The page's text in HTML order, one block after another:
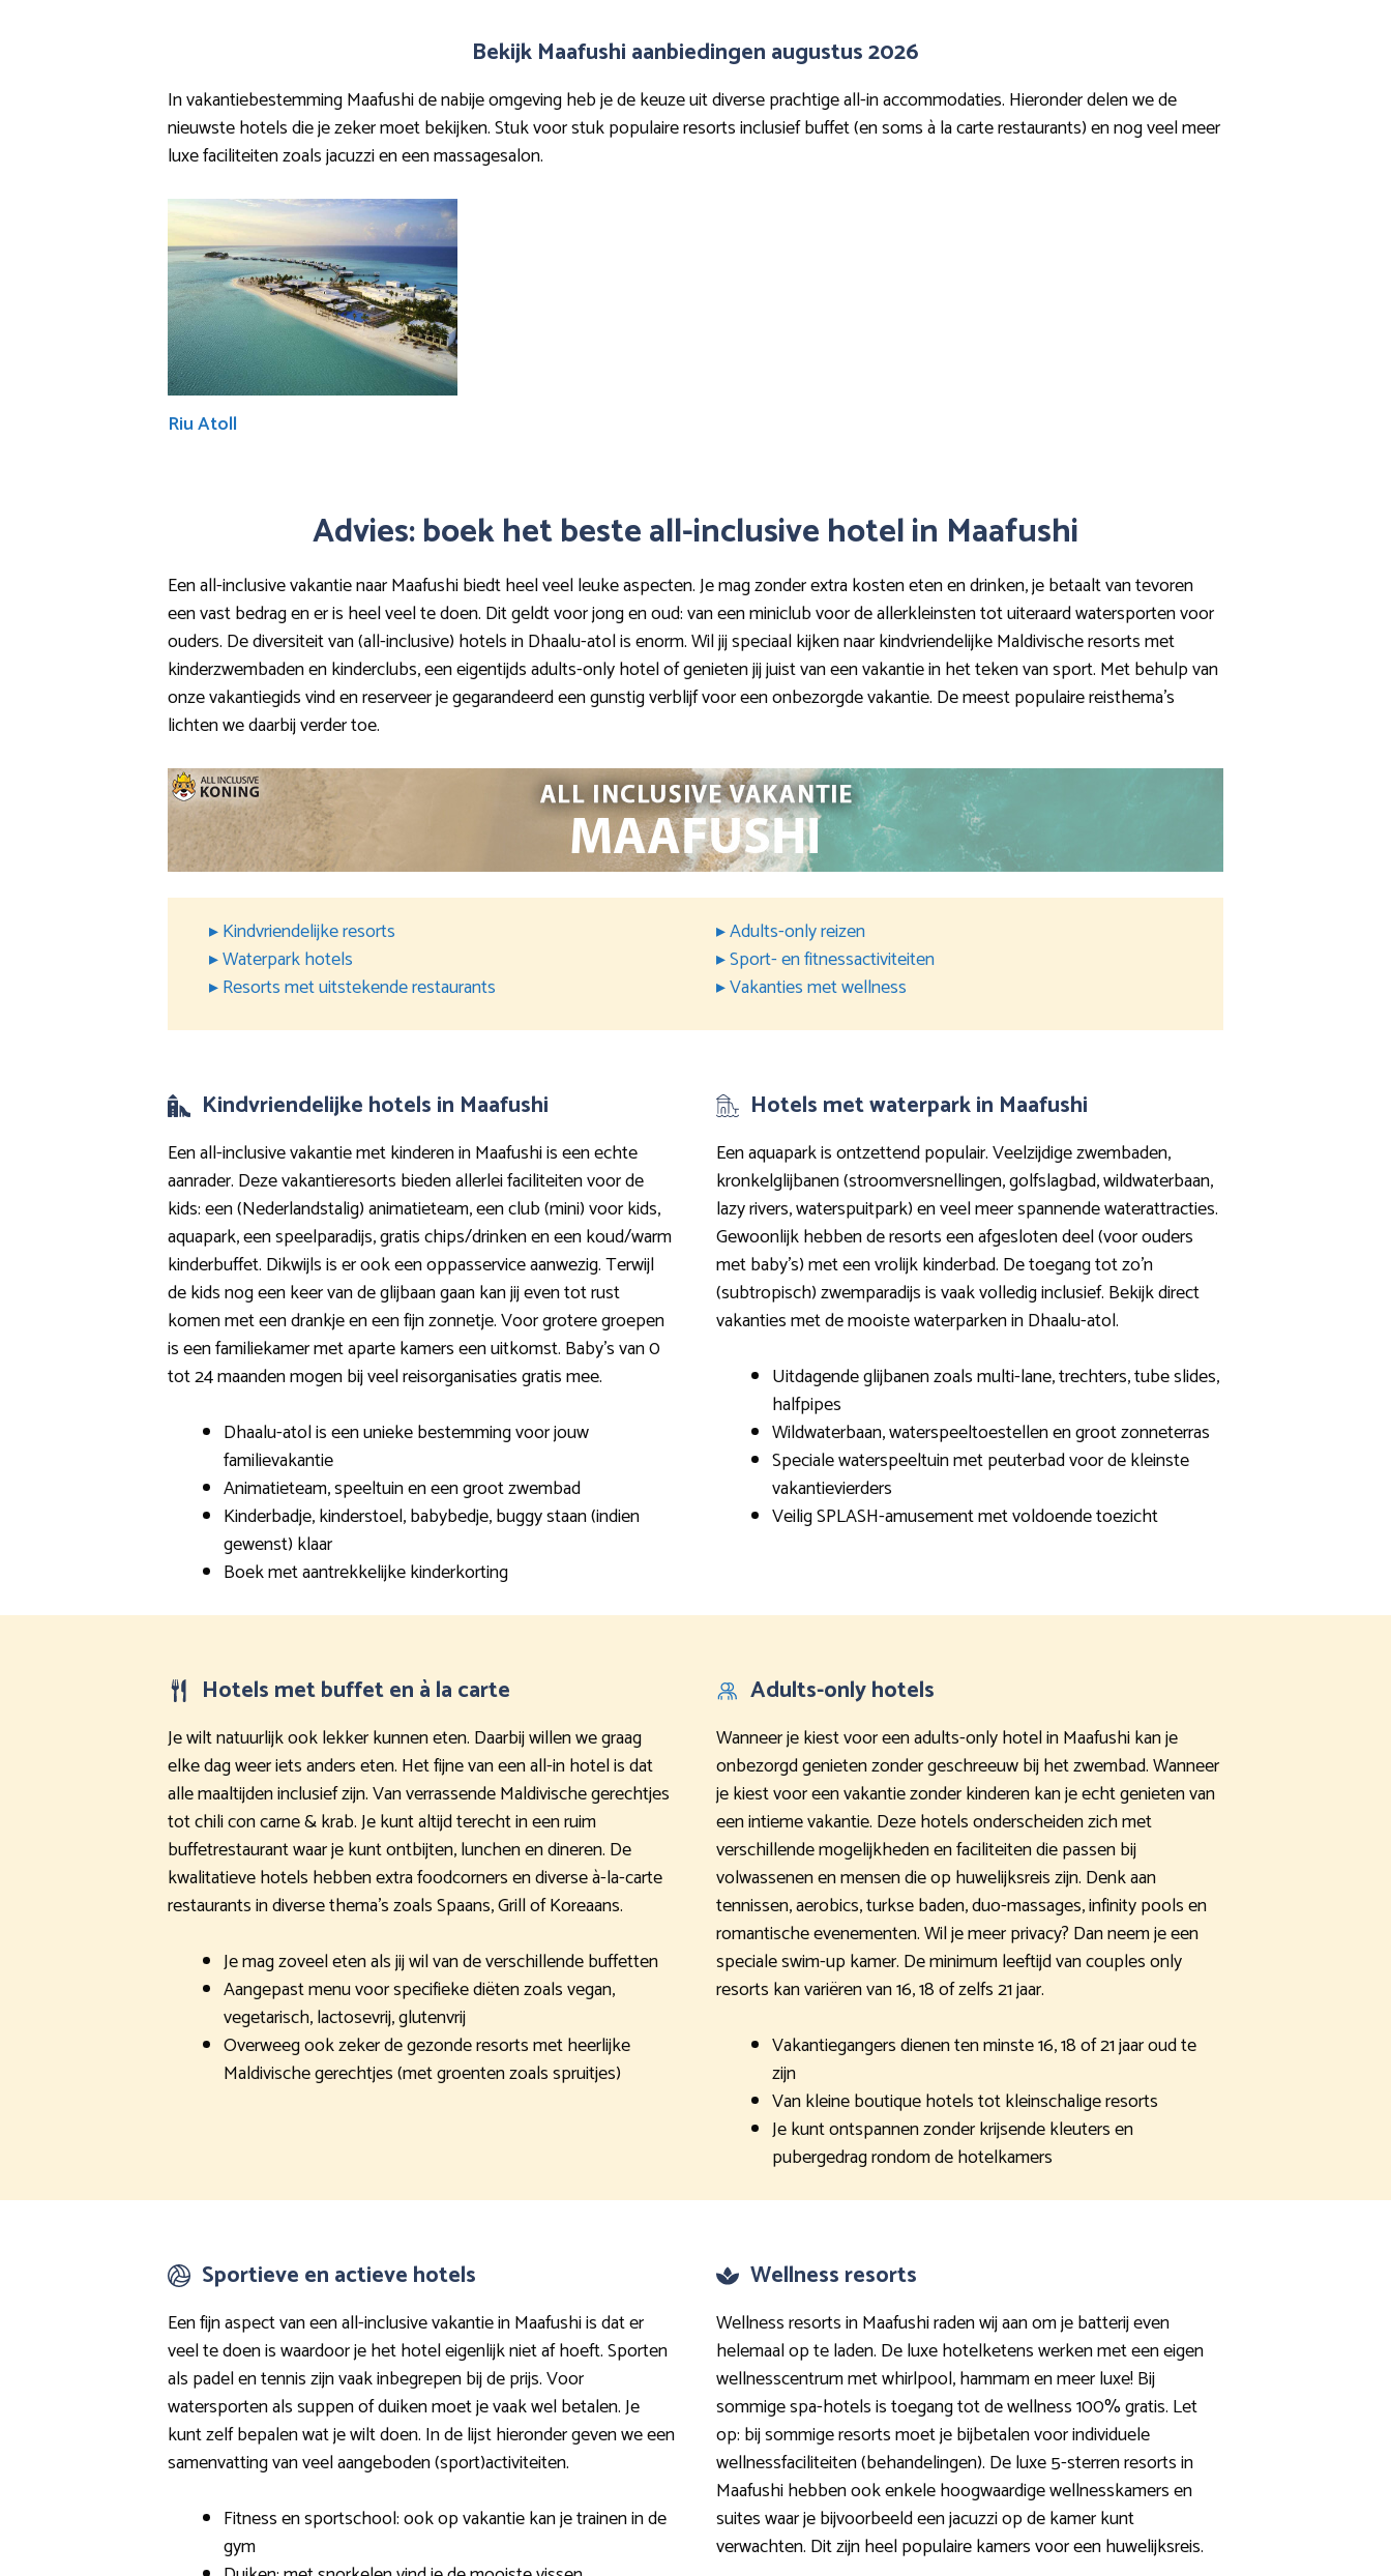
Bekijk Maafushi aanbiedingen augustus 2026
In vakantiebestemming Maafushi de nabije omgeving heb je de keuze uit diverse prachtige all-in accommodaties. Hieronder delen we de
nieuwste hotels die je zeker moet bekijken. Stuk voor stuk populaire resorts inclusief buffet (en soms à la carte restaurants) en nog veel meer
luxe faciliteiten zoals jacuzzi en een massagesalon.
Riu Atoll
Advies: boek het beste all-inclusive hotel in Maafushi
Een all-inclusive vakantie naar Maafushi biedt heel veel leuke aspecten. Je mag zonder extra kosten eten en drinken, je betaalt van tevoren
een vast bedrag en er is heel veel te doen. Dit geldt voor jong en oud: van een miniclub voor de allerkleinsten tot uiteraard watersporten voor
ouders. De diversiteit van (all-inclusive) hotels in Dhaalu-atol is enorm. Wil jij speciaal kijken naar kindvriendelijke Maldivische resorts met
kinderzwembaden en kinderclubs, een eigentijds adults-only hotel of genieten jij juist van een vakantie in het teken van sport. Met behulp van
onze vakantiegids vind en reserveer je gegarandeerd een gunstig verblijf voor een onbezorgde vakantie. De meest populaire reisthema’s
lichten we daarbij verder toe.
▸ Kindvriendelijke resorts
▸ Waterpark hotels
▸ Resorts met uitstekende restaurants
▸ Adults-only reizen
▸ Sport- en fitnessactiviteiten
▸ Vakanties met wellness
Kindvriendelijke hotels in Maafushi
Een all-inclusive vakantie met kinderen in Maafushi is een echte
aanrader. Deze vakantieresorts bieden allerlei faciliteiten voor de
kids: een (Nederlandstalig) animatieteam, een club (mini) voor kids,
aquapark, een speelparadijs, gratis chips/drinken en een koud/warm
kinderbuffet. Dikwijls is er ook een oppasservice aanwezig. Terwijl
de kids nog een keer van de glijbaan gaan kan jij even tot rust
komen met een drankje en een fijn zonnetje. Voor grotere groepen
is een familiekamer met aparte kamers een uitkomst. Baby’s van 0
tot 24 maanden mogen bij veel reisorganisaties gratis mee.
Dhaalu-atol is een unieke bestemming voor jouw
familievakantie
Animatieteam, speeltuin en een groot zwembad
Kinderbadje, kinderstoel, babybedje, buggy staan (indien
gewenst) klaar
Boek met aantrekkelijke kinderkorting
Hotels met waterpark in Maafushi
Een aquapark is ontzettend populair. Veelzijdige zwembaden,
kronkelglijbanen (stroomversnellingen, golfslagbad, wildwaterbaan,
lazy rivers, waterspuitpark) en veel meer spannende waterattracties.
Gewoonlijk hebben de resorts een afgesloten deel (voor ouders
met baby’s) met een vrolijk kinderbad. De toegang tot zo’n
(subtropisch) zwemparadijs is vaak volledig inclusief. Bekijk direct
vakanties met de mooiste waterparken in Dhaalu-atol.
Uitdagende glijbanen zoals multi-lane, trechters, tube slides,
halfpipes
Wildwaterbaan, waterspeeltoestellen en groot zonneterras
Speciale waterspeeltuin met peuterbad voor de kleinste
vakantievierders
Veilig SPLASH-amusement met voldoende toezicht
Hotels met buffet en à la carte
Je wilt natuurlijk ook lekker kunnen eten. Daarbij willen we graag
elke dag weer iets anders eten. Het fijne van een all-in hotel is dat
alle maaltijden inclusief zijn. Van verrassende Maldivische gerechtjes
tot chili con carne & krab. Je kunt altijd terecht in een ruim
buffetrestaurant waar je kunt ontbijten, lunchen en dineren. De
kwalitatieve hotels hebben extra foodcorners en diverse à-la-carte
restaurants in diverse thema’s zoals Spaans, Grill of Koreaans.
Je mag zoveel eten als jij wil van de verschillende buffetten
Aangepast menu voor specifieke diëten zoals vegan,
vegetarisch, lactosevrij, glutenvrij
Overweeg ook zeker de gezonde resorts met heerlijke
Maldivische gerechtjes (met groenten zoals spruitjes)
Adults-only hotels
Wanneer je kiest voor een adults-only hotel in Maafushi kan je
onbezorgd genieten zonder geschreeuw bij het zwembad. Wanneer
je kiest voor een vakantie zonder kinderen kan je echt genieten van
een intieme vakantie. Deze hotels onderscheiden zich met
verschillende mogelijkheden en faciliteiten die passen bij
volwassenen en mensen die op huwelijksreis zijn. Denk aan
tennissen, aerobics, turkse baden, duo-massages, infinity pools en
romantische evenementen. Wil je meer privacy? Dan neem je een
speciale swim-up kamer. De minimum leeftijd van couples only
resorts kan variëren van 16, 18 of zelfs 21 jaar.
Vakantiegangers dienen ten minste 16, 18 of 21 jaar oud te
zijn
Van kleine boutique hotels tot kleinschalige resorts
Je kunt ontspannen zonder krijsende kleuters en
pubergedrag rondom de hotelkamers
Sportieve en actieve hotels
Een fijn aspect van een all-inclusive vakantie in Maafushi is dat er
veel te doen is waardoor je het hotel eigenlijk niet af hoeft. Sporten
als padel en tennis zijn vaak inbegrepen bij de prijs. Voor
watersporten als suppen of duiken moet je vaak wel betalen. Je
kunt zelf bepalen wat je wilt doen. In de lijst hieronder geven we een
samenvatting van veel aangeboden (sport)activiteiten.
Fitness en sportschool: ook op vakantie kan je trainen in de
gym
Wellness resorts
Wellness resorts in Maafushi raden wij aan om je batterij even
helemaal op te laden. De luxe hotelketens werken met een eigen
wellnesscentrum met whirlpool, hammam en meer luxe! Bij
sommige spa-hotels is toegang tot de wellness 100% gratis. Let
op: bij sommige resorts moet je bijbetalen voor individuele
wellnessfaciliteiten (behandelingen). De luxe 5-sterren resorts in
Maafushi hebben ook enkele hoogwaardige wellnesskamers en
suites waar je bijvoorbeeld een jacuzzi op de kamer kunt
verwachten. Dit zijn heel populaire kamers voor een huwelijksreis.